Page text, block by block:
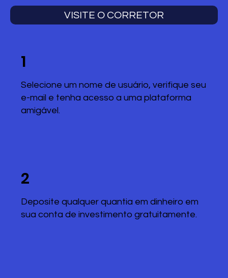
VISITE O CORRETOR
1
Selecione um nome de usuário, verifique seu
e-mail e tenha acesso a uma plataforma
amigável.
2
Deposite qualquer quantia em dinheiro em
sua conta de investimento gratuitamente.